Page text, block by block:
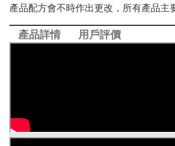
產品配方會不時作出更改，所有產品主
產品詳情 用戶評價